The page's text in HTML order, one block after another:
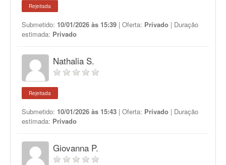
Rejeitada
Submetido: 10/01/2026 às 15:39 | Oferta: Privado | Duração
estimada: Privado
Nathalia S.
Rejeitada
Submetido: 10/01/2026 às 15:43 | Oferta: Privado | Duração
estimada: Privado
Giovanna P.